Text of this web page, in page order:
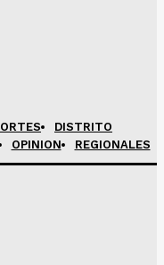
DISTRITO
OPINION REGIONALES